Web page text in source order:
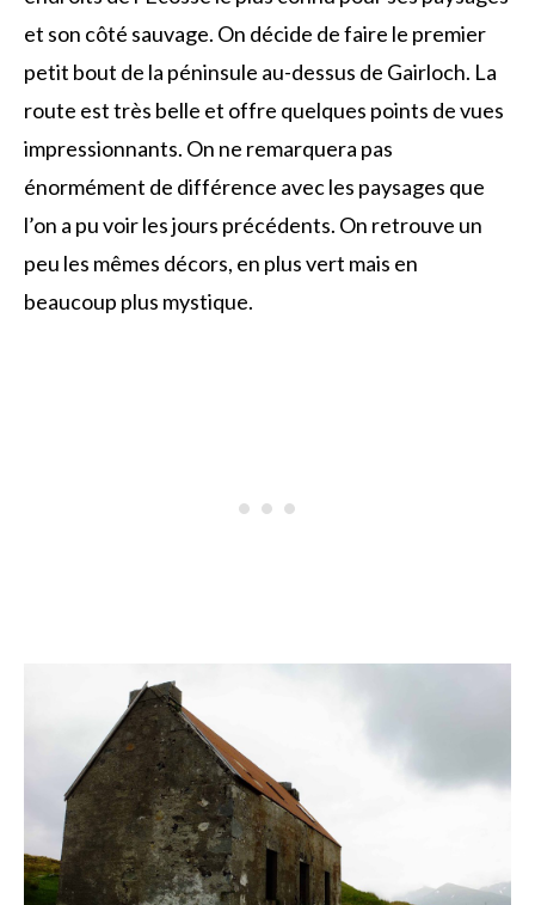
et son côté sauvage. On décide de faire le premier
petit bout de la péninsule au-dessus de Gairloch. La
route est très belle et offre quelques points de vues
impressionnants. On ne remarquera pas
énormément de différence avec les paysages que
l’on a pu voir les jours précédents. On retrouve un
peu les mêmes décors, en plus vert mais en
beaucoup plus mystique.